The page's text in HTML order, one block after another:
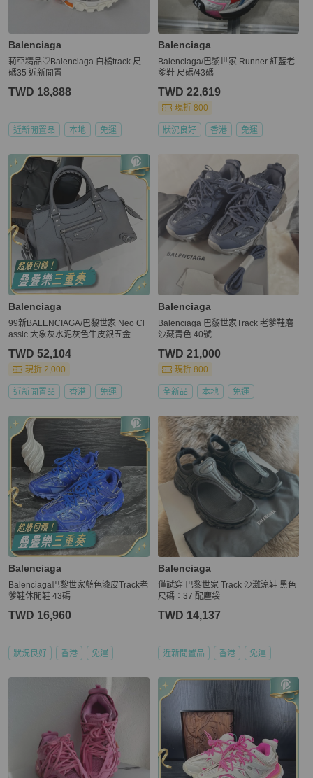
Balenciaga
莉亞精品♡Balenciaga 白橘track 尺
碼35 近新閒置
TWD 18,888
近新閒置品 本地 免運
Balenciaga
Balenciaga/巴黎世家 Runner 紅藍老
爹鞋 尺碼/43碼
TWD 22,619
現折 800
狀況良好 香港 免運
Balenciaga
99新BALENCIAGA/巴黎世家 Neo Cl
assic 大象灰水泥灰色牛皮銀五金 大
TWD 52,104
現折 2,000
近新閒置品 香港 免運
Balenciaga
Balenciaga 巴黎世家Track 老爹鞋磨
沙藏青色 40號
TWD 21,000
現折 800
全新品 本地 免運
Balenciaga
Balenciaga巴黎世家藍色漆皮Track老
爹鞋休閒鞋 43碼
TWD 16,960
狀況良好 香港 免運
Balenciaga
僅試穿 巴黎世家 Track 沙灘涼鞋 黑色
尺碼：37 配塵袋
TWD 14,137
近新閒置品 香港 免運